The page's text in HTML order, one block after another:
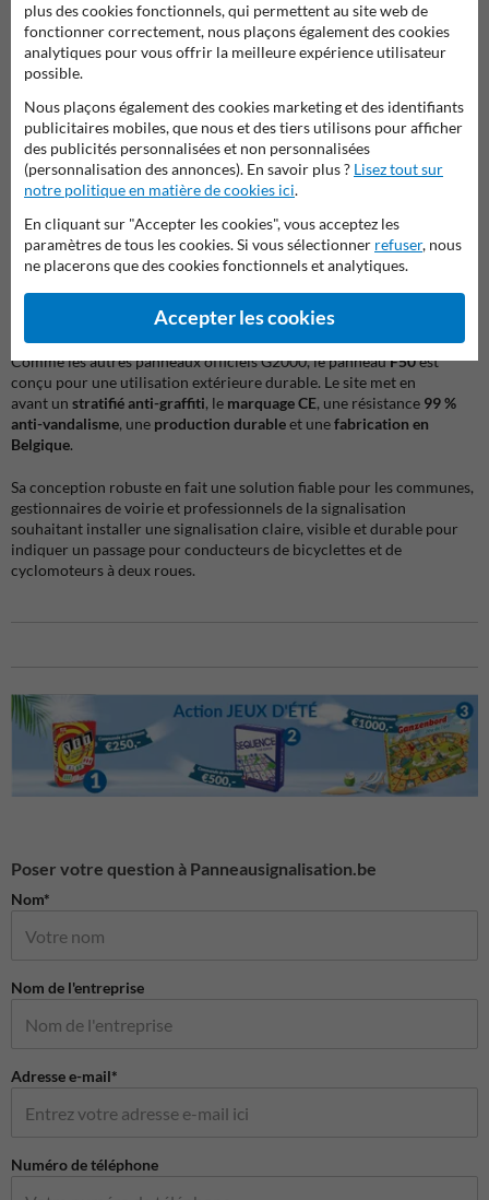
Ce type de signalisation est particulièrement utile à proximité des
pistes cyclables, traversées aménagées, carrefours, zones urbaines et
itinéraires fréquentés par les deux-roues. Grâce à ce panneau, les
conducteurs identifient rapidement la présence d’un passage
spécifique et peuvent adapter leur comportement en conséquence.
L’installation d’un panneauF50 – Passage pour conducteurs de
bicyclettes et de cyclomoteurs à deux roues
améliorer la lisibilité de la signalisation,
renforcer la sécurité des cyclistes et cyclomotoristes,
faciliter l’anticipation des conducteurs,
structurer les aménagements de voirie.
Une signalisation durable et conforme
Comme les autres panneaux officiels G2000, le panneauF50est
conçu pour une utilisation extérieure durable. Le site met en
avant un stratifié anti-graffiti, le marquage CE, une résistance 99 %
anti-vandalisme, une production durableet unefabrication en
Belgique.
Sa conception robuste en fait une solution fiable pour les communes,
gestionnaires de voirie et professionnels de la signalisation
souhaitant installer une signalisation claire, visible et durable pour
indiquer un passage pour conducteurs de bicyclettes et de
cyclomoteurs à deux roues.
Poser votre question à Panneausignalisation.be
Nom*
Nom de l'entreprise
Adresse e-mail*
Numéro de téléphone
plus des cookies fonctionnels, qui permettent au site web de
fonctionner correctement, nous plaçons également des cookies
analytiques pour vous offrir la meilleure expérience utilisateur
possible.
Nous plaçons également des cookies marketing et des identifiants
publicitaires mobiles, que nous et des tiers utilisons pour afficher
des publicités personnalisées et non personnalisées
(personnalisation des annonces). En savoir plus ? Lisez tout sur
notre politique en matière de cookies ici.
En cliquant sur "Accepter les cookies", vous acceptez les
paramètres de tous les cookies. Si vous sélectionner refuser, nous
ne placerons que des cookies fonctionnels et analytiques.
Accepter les cookies